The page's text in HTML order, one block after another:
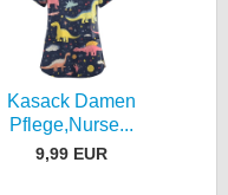
Kasack Damen
Pflege,Nurse...
9,99 EUR